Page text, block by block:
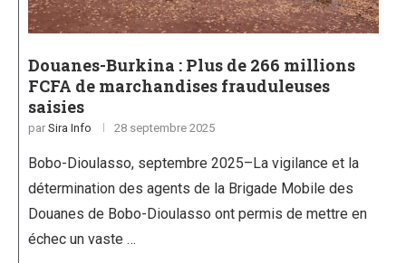
Douanes-Burkina : Plus de 266 millions
FCFA de marchandises frauduleuses
saisies
par Sira Info 28 septembre 2025
Bobo-Dioulasso, septembre 2025–La vigilance et la
détermination des agents de la Brigade Mobile des
Douanes de Bobo-Dioulasso ont permis de mettre en
échec un vaste …